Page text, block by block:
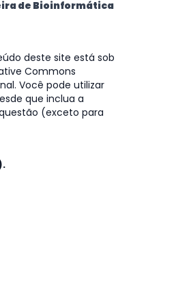
de Bioinformática
deste site está sob
Commons
Você pode utilizar
que inclua a
(exceto para